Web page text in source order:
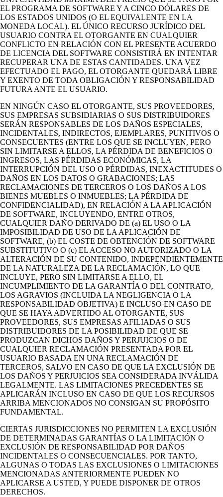
EL PROGRAMA DE SOFTWARE Y A CINCO DÓLARES DE
LOS ESTADOS UNIDOS (O EL EQUIVALENTE EN LA
MONEDA LOCAL). EL ÚNICO RECURSO JURÍDICO DEL
USUARIO CONTRA EL OTORGANTE EN CUALQUIER
CONFLICTO EN RELACIÓN CON EL PRESENTE ACUERDO
DE LICENCIA DEL SOFTWARE CONSISTIRÁ EN INTENTAR
RECUPERAR UNA DE ESTAS CANTIDADES. UNA VEZ
EFECTUADO EL PAGO, EL OTORGANTE QUEDARÁ LIBRE
Y EXENTO DE TODA OBLIGACIÓN Y RESPONSABILIDAD
FUTURA ANTE EL USUARIO.
EN NINGÚN CASO EL OTORGANTE, SUS PROVEEDORES,
SUS EMPRESAS SUBSIDIARIAS O SUS DISTRIBUIDORES
SERÁN RESPONSABLES DE LOS DAÑOS ESPECIALES,
INCIDENTALES, INDIRECTOS, EJEMPLARES, PUNITIVOS O
CONSECUENTES (ENTRE LOS QUE SE INCLUYEN, PERO
SIN LIMITARSE A ELLOS, LA PÉRDIDA DE BENEFICIOS O
INGRESOS, LAS PÉRDIDAS ECONÓMICAS, LA
INTERRUPCIÓN DEL USO O PÉRDIDAS, INEXACTITUDES O
DAÑOS EN LOS DATOS O GRABACIONES; LAS
RECLAMACIONES DE TERCEROS O LOS DAÑOS A LOS
BIENES MUEBLES O INMUEBLES; LA PÉRDIDA DE
CONFIDENCIALIDAD), EN RELACIÓN A LA APLICACIÓN
DE SOFTWARE, INCLUYENDO, ENTRE OTROS,
CUALQUIER DAÑO DERIVADO DE (a) EL USO O LA
IMPOSIBILIDAD DE USO DE LA APLICACIÓN DE
SOFTWARE, (b) EL COSTE DE OBTENCIÓN DE SOFTWARE
SUBSTITUTIVO O (c) EL ACCESO NO AUTORIZADO O LA
ALTERACIÓN DE SU CONTENIDO, INDEPENDIENTEMENTE
DE LA NATURALEZA DE LA RECLAMACIÓN, LO QUE
INCLUYE, PERO SIN LIMITARSE A ELLO, EL
INCUMPLIMIENTO DE LA GARANTÍA O DEL CONTRATO,
LOS AGRAVIOS (INCLUIDA LA NEGLIGENCIA O LA
RESPONSABILIDAD OBJETIVA) E INCLUSO EN CASO DE
QUE SE HAYA ADVERTIDO AL OTORGANTE, SUS
PROVEEDORES, SUS EMPRESAS AFILIADAS O SUS
DISTRIBUIDORES DE LA POSIBILIDAD DE QUE SE
PRODUZCAN DICHOS DAÑOS Y PERJUICIOS O DE
CUALQUIER RECLAMACIÓN PRESENTADA POR EL
USUARIO BASADA EN UNA RECLAMACIÓN DE
TERCEROS, SALVO EN CASO DE QUE LA EXCLUSIÓN DE
LOS DAÑOS Y PERJUICIOS SEA CONSIDERADA INVÁLIDA
LEGALMENTE. LAS LIMITACIONES PRECEDENTES SE
APLICARÁN INCLUSO EN CASO DE QUE LOS RECURSOS
ARRIBA MENCIONADOS NO CONSIGAN SU PROPÓSITO
FUNDAMENTAL.
CIERTAS JURISDICCIONES NO PERMITEN LA EXCLUSIÓN
DE DETERMINADAS GARANTÍAS O LA LIMITACIÓN O
EXCLUSIÓN DE RESPONSABILIDAD POR DAÑOS
INCIDENTALES O CONSECUENCIALES. POR TANTO,
ALGUNAS O TODAS LAS EXCLUSIONES O LIMITACIONES
MENCIONADAS ANTERIORMENTE PUEDEN NO
APLICARSE A USTED, Y PUEDE DISPONER DE OTROS
DERECHOS.